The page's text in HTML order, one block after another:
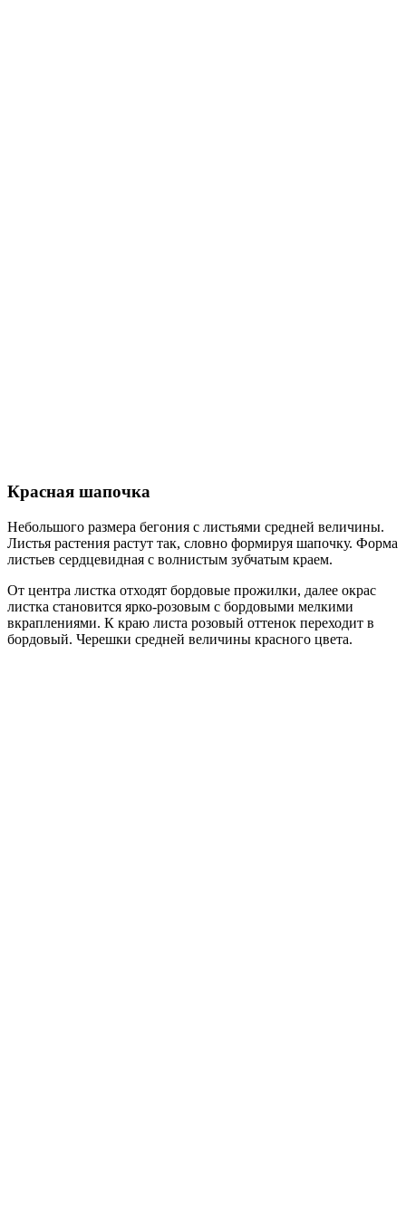
Красная шапочка
Небольшого размера бегония с листьями средней величины.
Листья растения растут так, словно формируя шапочку. Форма
листьев сердцевидная с волнистым зубчатым краем.
От центра листка отходят бордовые прожилки, далее окрас
листка становится ярко-розовым с бордовыми мелкими
вкраплениями. К краю листа розовый оттенок переходит в
бордовый. Черешки средней величины красного цвета.